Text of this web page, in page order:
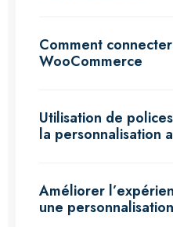
Comment
WooCommerce
Utilisation de
la personnalisation
Améliorer
une